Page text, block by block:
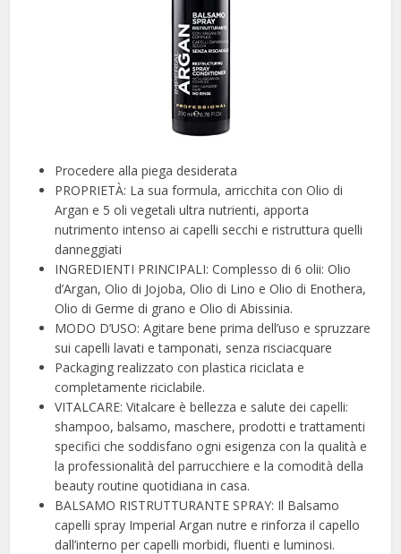
Procedere alla piega desiderata
PROPRIETÀ: La sua formula, arricchita con Olio di
Argan e 5 oli vegetali ultra nutrienti, apporta
nutrimento intenso ai capelli secchi e ristruttura quelli
danneggiati
INGREDIENTI PRINCIPALI: Complesso di 6 olii: Olio
d’Argan, Olio di Jojoba, Olio di Lino e Olio di Enothera,
Olio di Germe di grano e Olio di Abissinia.
MODO D’USO: Agitare bene prima dell’uso e spruzzare
sui capelli lavati e tamponati, senza risciacquare
Packaging realizzato con plastica riciclata e
completamente riciclabile.
VITALCARE: Vitalcare è bellezza e salute dei capelli:
shampoo, balsamo, maschere, prodotti e trattamenti
specifici che soddisfano ogni esigenza con la qualità e
la professionalità del parrucchiere e la comodità della
beauty routine quotidiana in casa.
BALSAMO RISTRUTTURANTE SPRAY: Il Balsamo
capelli spray Imperial Argan nutre e rinforza il capello
dall’interno per capelli morbidi, fluenti e luminosi.